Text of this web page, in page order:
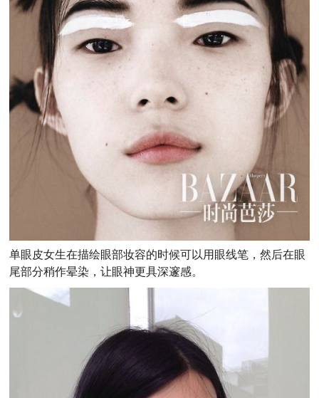
单眼皮女生在描绘眼部妆容的时候可以用眼线笔，然后在眼
尾部分稍作晕染，让眼神更具深邃感。